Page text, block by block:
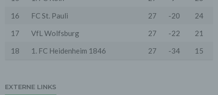
16
FC St. Pauli 27 -20
24
17
VfL Wolfsburg 27 -22
21
18
1. FC Heidenheim 1846 27 -34 15
EXTERNE LINKS
Serverlogfiles). Zu den Zugriffsdaten gehören Name
des Abrufs, übertragene Datenmenge, Meldung über
erfolgreichen Abruf, Browsertyp nebst Version, das
Betriebssystem des Nutzers, Referrer URL (die zuvor
Person des Nutzers oder sonstiger Profilerstellung